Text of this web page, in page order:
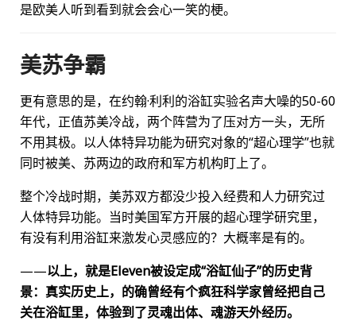
是欧美人听到看到就会会心一笑的梗。
美苏争霸
更有意思的是，在约翰·利利的浴缸实验名声大噪的50-60
年代，正值苏美冷战，两个阵营为了压对方一头，无所
不用其极。以人体特异功能为研究对象的“超心理学”也就
同时被美、苏两边的政府和军方机构盯上了。
整个冷战时期，美苏双方都没少投入经费和人力研究过
人体特异功能。当时美国军方开展的超心理学研究里，
有没有利用浴缸来激发心灵感应的？大概率是有的。
——以上，就是Eleven被设定成“浴缸仙子”的历史背
景：真实历史上，的确曾经有个疯狂科学家曾经把自己
关在浴缸里，体验到了灵魂出体、魂游天外经历。